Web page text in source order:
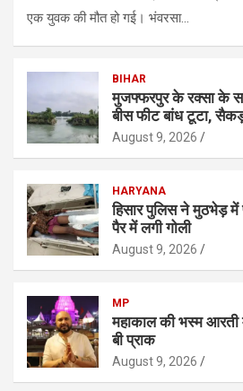
एक युवक की मौत हो गई। भंवरसा…
BIHAR
मुजफ्फरपुर के रक्सा के
बीस फीट बांध टूटा,
August 9, 2026
HARYANA
हिसार पुलिस ने मुठभेड़
पैर में लगी गोली
August 9, 2026
MP
महाकाल की भस्म आरती
बी प्राक
August 9, 2026